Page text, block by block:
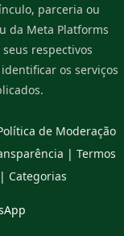
parceria ou
da Meta Platforms
respectivos
os serviços
de Moderação
| Termos
| Categorias